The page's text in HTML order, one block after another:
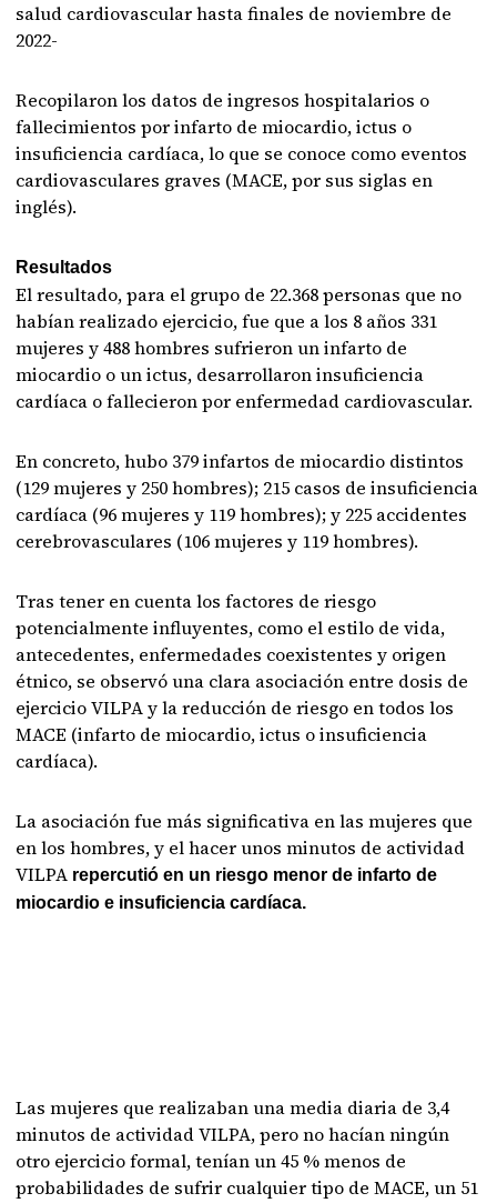
salud cardiovascular hasta finales de noviembre de
2022-
Recopilaron los datos de ingresos hospitalarios o
fallecimientos por infarto de miocardio, ictus o
insuficiencia cardíaca, lo que se conoce como eventos
cardiovasculares graves (MACE, por sus siglas en
inglés).
Resultados
El resultado, para el grupo de 22.368 personas que no
habían realizado ejercicio, fue que a los 8 años 331
mujeres y 488 hombres sufrieron un infarto de
miocardio o un ictus, desarrollaron insuficiencia
cardíaca o fallecieron por enfermedad cardiovascular.
En concreto, hubo 379 infartos de miocardio distintos
(129 mujeres y 250 hombres); 215 casos de insuficiencia
cardíaca (96 mujeres y 119 hombres); y 225 accidentes
cerebrovasculares (106 mujeres y 119 hombres).
Tras tener en cuenta los factores de riesgo
potencialmente influyentes, como el estilo de vida,
antecedentes, enfermedades coexistentes y origen
étnico, se observó una clara asociación entre dosis de
ejercicio VILPA y la reducción de riesgo en todos los
MACE (infarto de miocardio, ictus o insuficiencia
cardíaca).
La asociación fue más significativa en las mujeres que
en los hombres, y el hacer unos minutos de actividad
VILPA repercutió en un riesgo menor de infarto de
miocardio e insuficiencia cardíaca.
Las mujeres que realizaban una media diaria de 3,4
minutos de actividad VILPA, pero no hacían ningún
otro ejercicio formal, tenían un 45 % menos de
probabilidades de sufrir cualquier tipo de MACE, un 51